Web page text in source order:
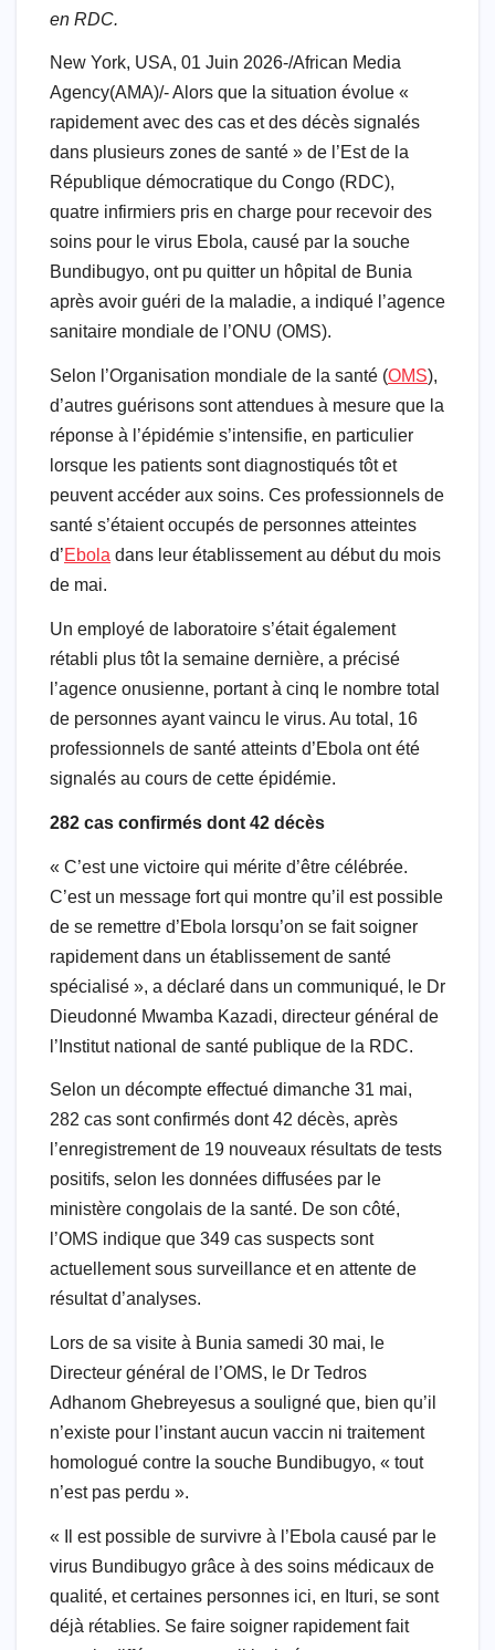
en RDC.
New York, USA, 01 Juin 2026-/African Media
Agency(AMA)/- Alors que la situation évolue «
rapidement avec des cas et des décès signalés
dans plusieurs zones de santé » de l’Est de la
République démocratique du Congo (RDC),
quatre infirmiers pris en charge pour recevoir des
soins pour le virus Ebola, causé par la souche
Bundibugyo, ont pu quitter un hôpital de Bunia
après avoir guéri de la maladie, a indiqué l’agence
sanitaire mondiale de l’ONU (OMS).
Selon l’Organisation mondiale de la santé (OMS),
d’autres guérisons sont attendues à mesure que la
réponse à l’épidémie s’intensifie, en particulier
lorsque les patients sont diagnostiqués tôt et
peuvent accéder aux soins. Ces professionnels de
santé s’étaient occupés de personnes atteintes
d’Ebola dans leur établissement au début du mois
de mai.
Un employé de laboratoire s’était également
rétabli plus tôt la semaine dernière, a précisé
l’agence onusienne, portant à cinq le nombre total
de personnes ayant vaincu le virus. Au total, 16
professionnels de santé atteints d’Ebola ont été
signalés au cours de cette épidémie.
282 cas confirmés dont 42 décès
« C’est une victoire qui mérite d’être célébrée.
C’est un message fort qui montre qu’il est possible
de se remettre d’Ebola lorsqu’on se fait soigner
rapidement dans un établissement de santé
spécialisé », a déclaré dans un communiqué, le Dr
Dieudonné Mwamba Kazadi, directeur général de
l’Institut national de santé publique de la RDC.
Selon un décompte effectué dimanche 31 mai,
282 cas sont confirmés dont 42 décès, après
l’enregistrement de 19 nouveaux résultats de tests
positifs, selon les données diffusées par le
ministère congolais de la santé. De son côté,
l’OMS indique que 349 cas suspects sont
actuellement sous surveillance et en attente de
résultat d’analyses.
Lors de sa visite à Bunia samedi 30 mai, le
Directeur général de l’OMS, le Dr Tedros
Adhanom Ghebreyesus a souligné que, bien qu’il
n’existe pour l’instant aucun vaccin ni traitement
homologué contre la souche Bundibugyo, « tout
n’est pas perdu ».
« Il est possible de survivre à l’Ebola causé par le
virus Bundibugyo grâce à des soins médicaux de
qualité, et certaines personnes ici, en Ituri, se sont
déjà rétablies. Se faire soigner rapidement fait